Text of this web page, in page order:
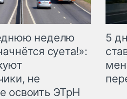
неделю
суета!»:
не
освоить ЭТрН
5